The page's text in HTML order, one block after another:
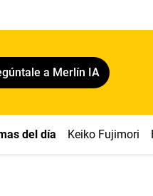
a Merlín IA
del día Keiko Fujimori